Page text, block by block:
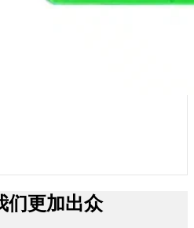
们更加出众